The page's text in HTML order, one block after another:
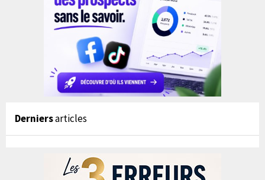
Derniersarticles